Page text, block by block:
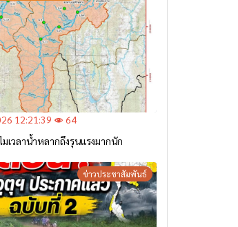
12:21:39
64
เวลาน้ำหลากถึงรุนแรงมากนัก
ข่าวประชาสัมพันธ์